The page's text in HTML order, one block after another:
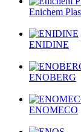
Enichem
ENIDINE
ENOBERG
ENOMECO